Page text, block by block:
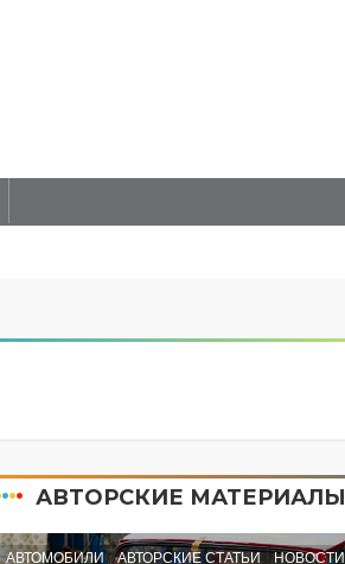
АВТОРСКИЕ МАТЕРИАЛЫ
АВТОМОБИЛИ АВТОРСКИЕ СТАТЬИ НОВОСТИ